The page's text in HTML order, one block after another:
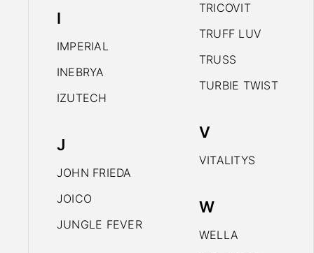
I
IMPERIAL
INEBRYA
IZUTECH
J
JOHN FRIEDA
JOICO
JUNGLE FEVER
TRICOVIT
TRUFF LUV
TRUSS
TURBIE TWIST
V
VITALITYS
W
WELLA